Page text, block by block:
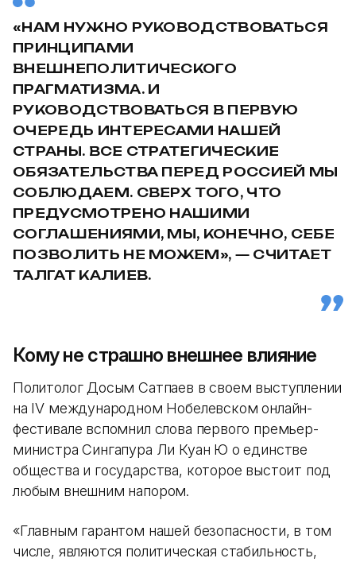
«НАМ НУЖНО РУКОВОДСТВОВАТЬСЯ
ПРИНЦИПАМИ
ВНЕШНЕПОЛИТИЧЕСКОГО
ПРАГМАТИЗМА. И
РУКОВОДСТВОВАТЬСЯ В ПЕРВУЮ
ОЧЕРЕДЬ ИНТЕРЕСАМИ НАШЕЙ
СТРАНЫ. ВСЕ СТРАТЕГИЧЕСКИЕ
ОБЯЗАТЕЛЬСТВА ПЕРЕД РОССИЕЙ МЫ
СОБЛЮДАЕМ. СВЕРХ ТОГО, ЧТО
ПРЕДУСМОТРЕНО НАШИМИ
СОГЛАШЕНИЯМИ, МЫ, КОНЕЧНО, СЕБЕ
ПОЗВОЛИТЬ НЕ МОЖЕМ», — СЧИТАЕТ
ТАЛГАТ КАЛИЕВ.
Кому не страшно внешнее влияние
Политолог Досым Сатпаев в своем выступлении
на IV международном Нобелевском онлайн-
фестивале вспомнил слова первого премьер-
министра Сингапура Ли Куан Ю о единстве
общества и государства, которое выстоит под
любым внешним напором.
«Главным гарантом нашей безопасности, в том
числе, являются политическая стабильность,